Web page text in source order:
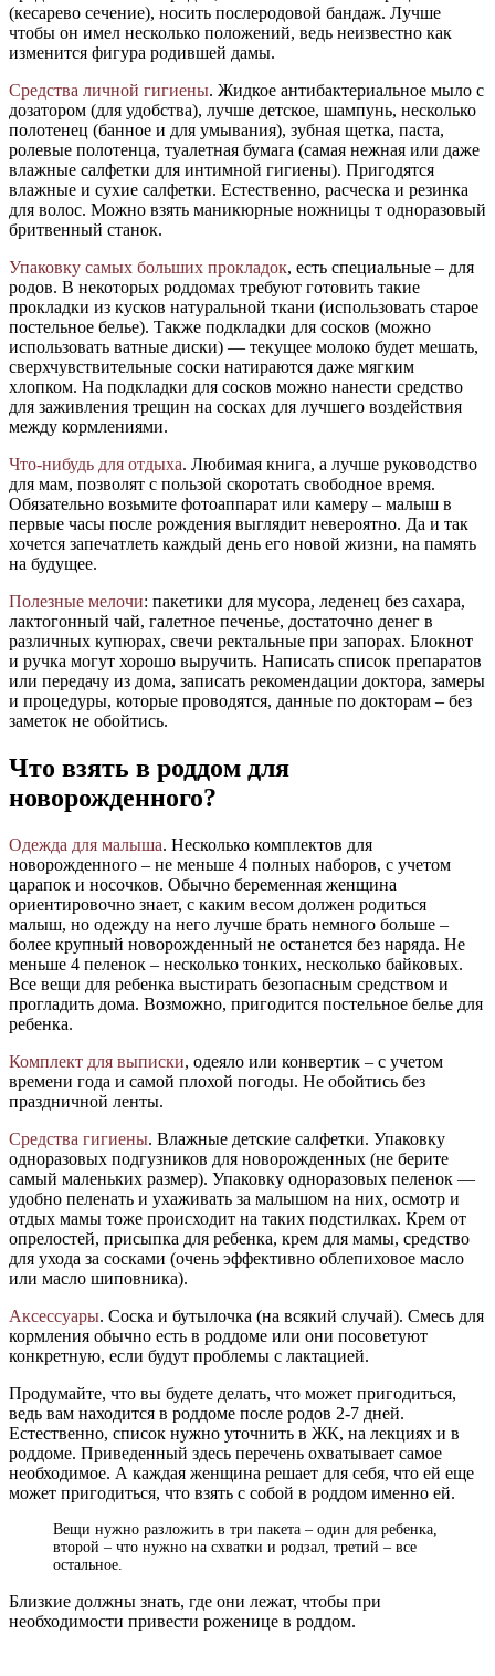
(кесарево сечение), носить послеродовой бандаж. Лучше
чтобы он имел несколько положений, ведь неизвестно как
изменится фигура родившей дамы.
Средства личной гигиены. Жидкое антибактериальное мыло с
дозатором (для удобства), лучше детское, шампунь, несколько
полотенец (банное и для умывания), зубная щетка, паста,
ролевые полотенца, туалетная бумага (самая нежная или даже
влажные салфетки для интимной гигиены). Пригодятся
влажные и сухие салфетки. Естественно, расческа и резинка
для волос. Можно взять маникюрные ножницы т одноразовый
бритвенный станок.
Упаковку самых больших прокладок, есть специальные – для
родов. В некоторых роддомах требуют готовить такие
прокладки из кусков натуральной ткани (использовать старое
постельное белье). Также подкладки для сосков (можно
использовать ватные диски) — текущее молоко будет мешать,
сверхчувствительные соски натираются даже мягким
хлопком. На подкладки для сосков можно нанести средство
для заживления трещин на сосках для лучшего воздействия
между кормлениями.
Что-нибудь для отдыха. Любимая книга, а лучше руководство
для мам, позволят с пользой скоротать свободное время.
Обязательно возьмите фотоаппарат или камеру – малыш в
первые часы после рождения выглядит невероятно. Да и так
хочется запечатлеть каждый день его новой жизни, на память
на будущее.
Полезные мелочи: пакетики для мусора, леденец без сахара,
лактогонный чай, галетное печенье, достаточно денег в
различных купюрах, свечи ректальные при запорах. Блокнот
и ручка могут хорошо выручить. Написать список препаратов
или передачу из дома, записать рекомендации доктора, замеры
и процедуры, которые проводятся, данные по докторам – без
заметок не обойтись.
Что взять в роддом для
новорожденного?
Одежда для малыша. Несколько комплектов для
новорожденного – не меньше 4 полных наборов, с учетом
царапок и носочков. Обычно беременная женщина
ориентировочно знает, с каким весом должен родиться
малыш, но одежду на него лучше брать немного больше –
более крупный новорожденный не останется без наряда. Не
меньше 4 пеленок – несколько тонких, несколько байковых.
Все вещи для ребенка выстирать безопасным средством и
прогладить дома. Возможно, пригодится постельное белье для
ребенка.
Комплект для выписки, одеяло или конвертик – с учетом
времени года и самой плохой погоды. Не обойтись без
праздничной ленты.
Средства гигиены. Влажные детские салфетки. Упаковку
одноразовых подгузников для новорожденных (не берите
самый маленьких размер). Упаковку одноразовых пеленок —
удобно пеленать и ухаживать за малышом на них, осмотр и
отдых мамы тоже происходит на таких подстилках. Крем от
опрелостей, присыпка для ребенка, крем для мамы, средство
для ухода за сосками (очень эффективно облепиховое масло
или масло шиповника).
Аксессуары. Соска и бутылочка (на всякий случай). Смесь для
кормления обычно есть в роддоме или они посоветуют
конкретную, если будут проблемы с лактацией.
Продумайте, что вы будете делать, что может пригодиться,
ведь вам находится в роддоме после родов 2-7 дней.
Естественно, список нужно уточнить в ЖК, на лекциях и в
роддоме. Приведенный здесь перечень охватывает самое
необходимое. А каждая женщина решает для себя, что ей еще
может пригодиться, что взять с собой в роддом именно ей.
Вещи нужно разложить в три пакета – один для ребенка,
второй – что нужно на схватки и родзал, третий – все
остальное.
Близкие должны знать, где они лежат, чтобы при
необходимости привести роженице в роддом.